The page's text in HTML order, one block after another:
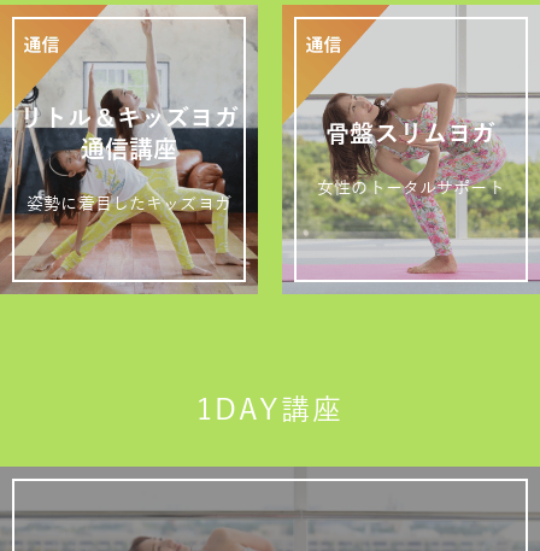
リトル＆キッズヨガ
通信講座
姿勢に着目したキッズヨガ
骨盤スリムヨガ
女性のトータルサポート
1DAY講座